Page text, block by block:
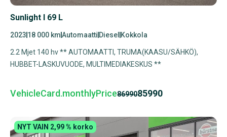
Sunlight I 69 L
2023 18 000 kmAutomaatti Diesel Kokkola
2.2 Mjet 140 hv ** AUTOMAATTI, TRUMA(KAASU/SÄHKÖ),
HUBBET-LASKUVUODE, MULTIMEDIAKESKUS **
VehicleCard.monthlyPrice8699085990
NYT VAIN 2,99 % korko